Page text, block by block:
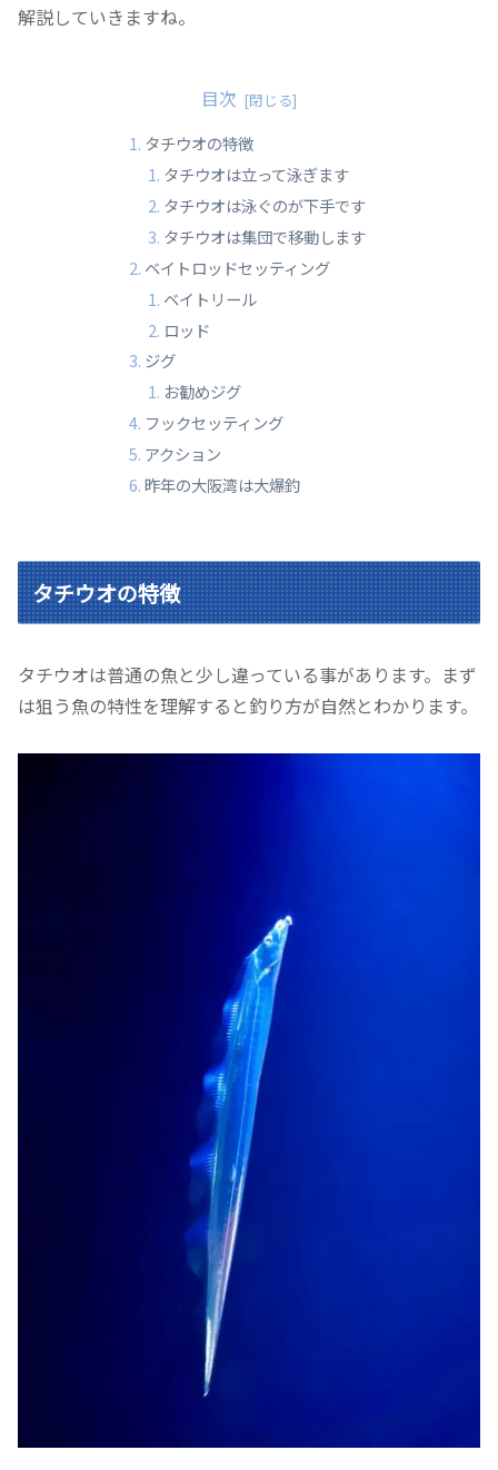
解説していきますね。
目次
タチウオの特徴
タチウオは立って泳ぎます
タチウオは泳ぐのが下手です
タチウオは集団で移動します
ベイトロッドセッティング
ベイトリール
ロッド
ジグ
お勧めジグ
フックセッティング
アクション
昨年の大阪湾は大爆釣
タチウオの特徴
タチウオは普通の魚と少し違っている事があります。まず
は狙う魚の特性を理解すると釣り方が自然とわかります。